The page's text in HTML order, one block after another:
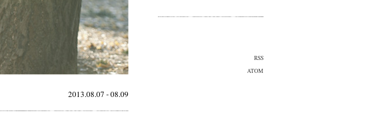
2013.08.07 - 08.09
RSS
ATOM